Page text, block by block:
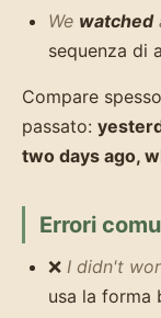
We watched
sequenza di
Compare
passato:
two days ago,
Errori
❌ I didn't
usa la forma